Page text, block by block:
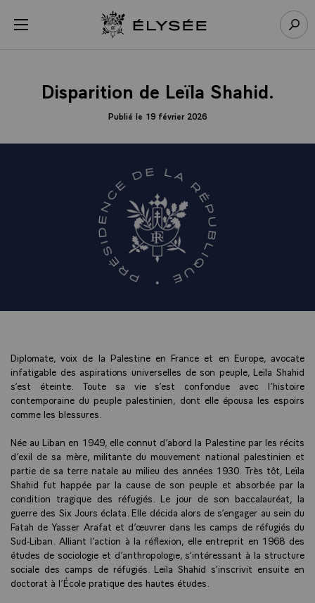
menu Retour à l’accueil Élysée
Disparition de Leïla Shahid.
Publié le 19 février 2026
Diplomate, voix de la Palestine en France et en Europe, avocate
infatigable des aspirations universelles de son peuple, Leïla Shahid
s’est éteinte. Toute sa vie s’est confondue avec l’histoire
contemporaine du peuple palestinien, dont elle épousa les espoirs
comme les blessures.
Née au Liban en 1949, elle connut d’abord la Palestine par les récits
d’exil de sa mère, militante du mouvement national palestinien et
partie de sa terre natale au milieu des années 1930. Très tôt, Leïla
Shahid fut happée par la cause de son peuple et absorbée par la
condition tragique des réfugiés. Le jour de son baccalauréat, la
guerre des Six Jours éclata. Elle décida alors de s’engager au sein du
Fatah de Yasser Arafat et d’œuvrer dans les camps de réfugiés du
Sud-Liban. Alliant l’action à la réflexion, elle entreprit en 1968 des
études de sociologie et d’anthropologie, s’intéressant à la structure
sociale des camps de réfugiés. Leïla Shahid s’inscrivit ensuite en
doctorat à l’École pratique des hautes études.
Panneau de gestion des cookies